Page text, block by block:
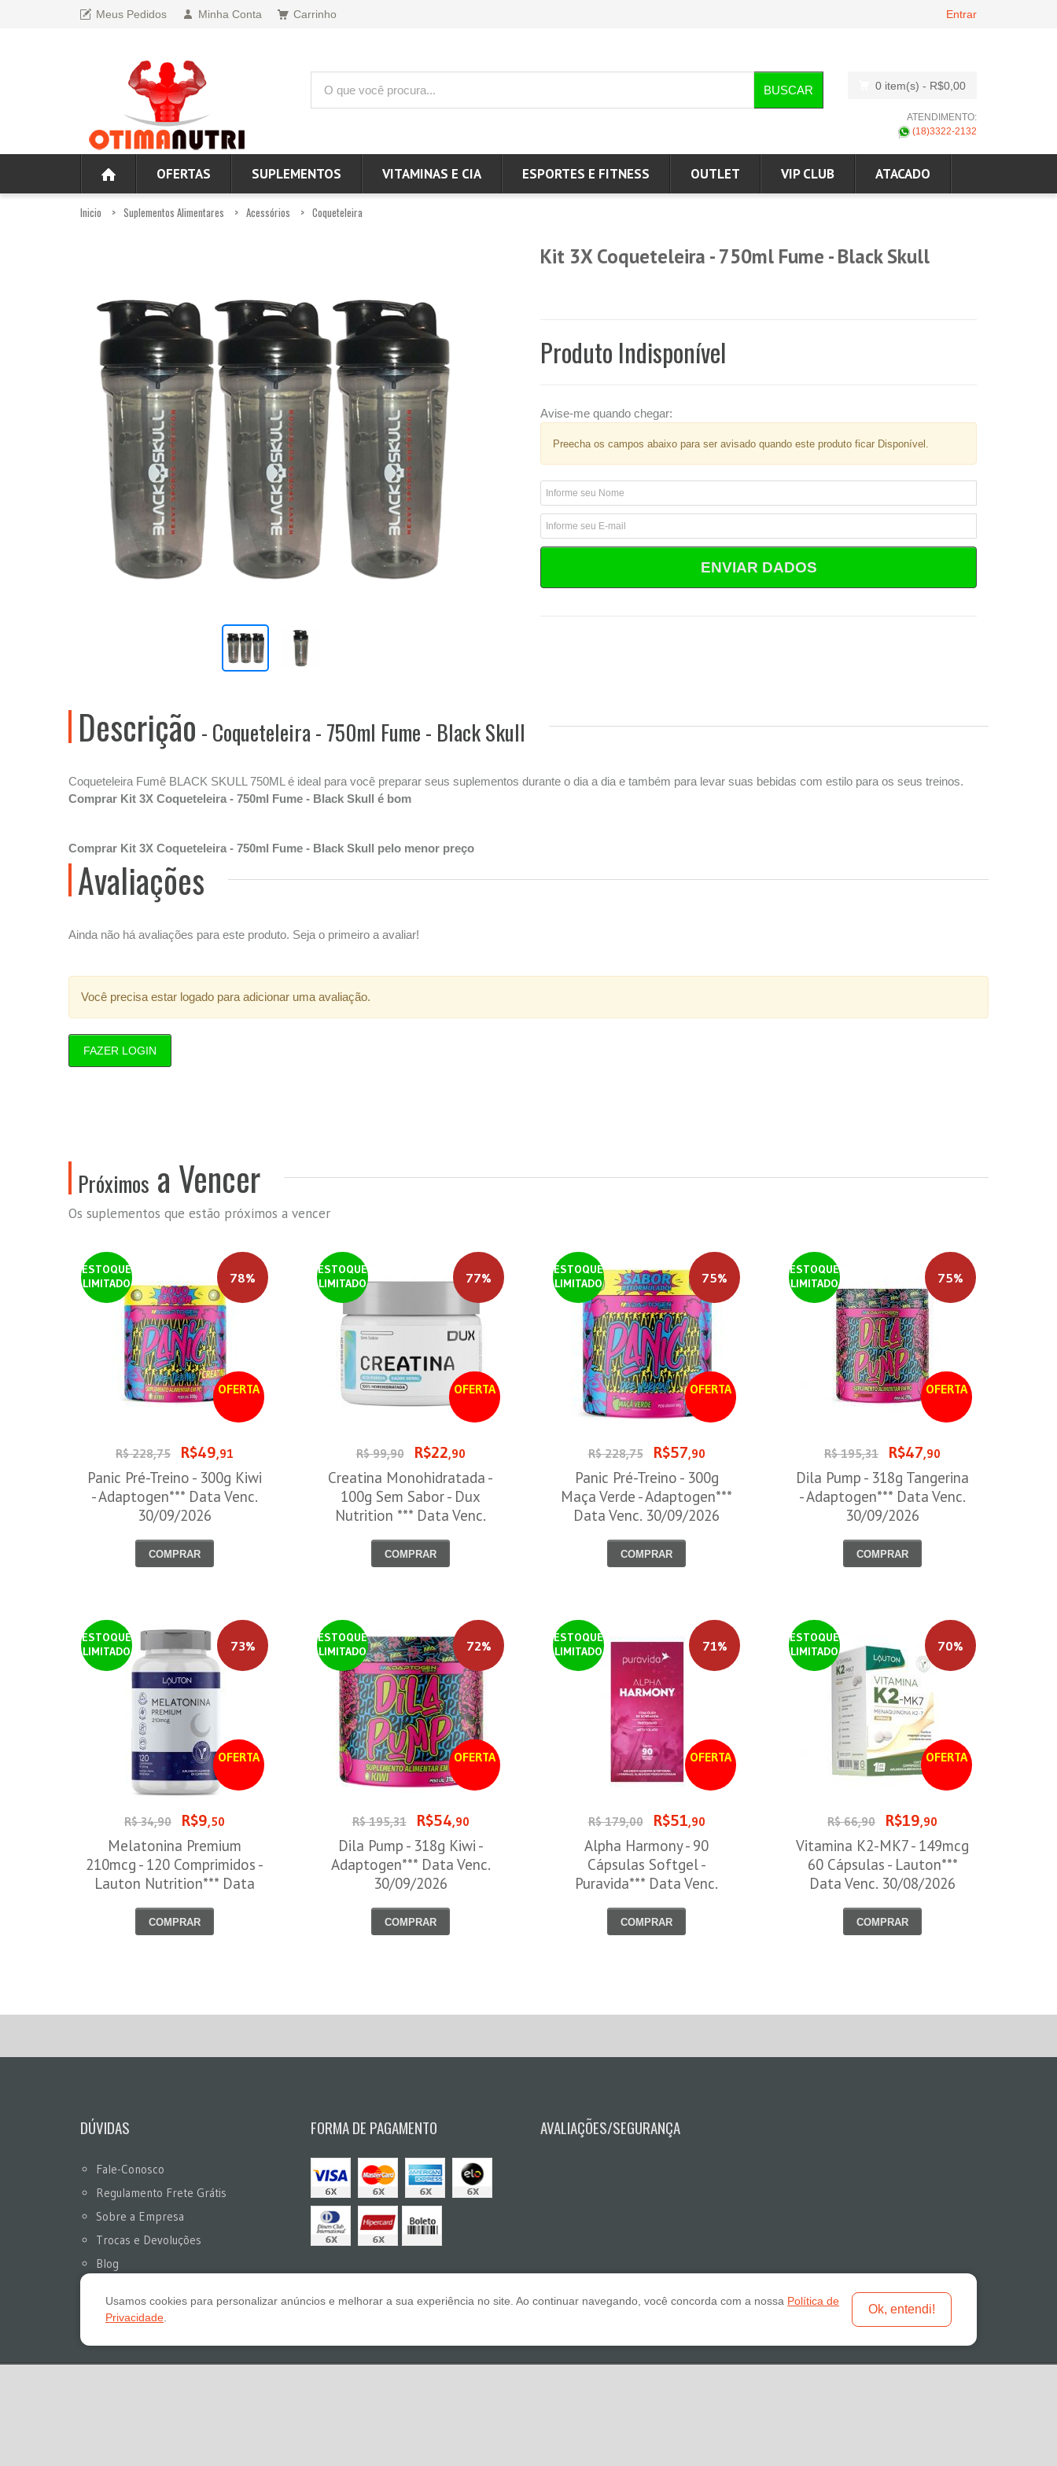
Meus Pedidos Minha Conta Carrinho Entrar
BUSCAR 0 item(s) - R$0,00
ATENDIMENTO:
(18)3322-2132
OFERTAS SUPLEMENTOS VITAMINAS E CIA ESPORTES E FITNESS OUTLET VIP CLUB ATACADO
Inicio Suplementos Alimentares Acessórios Coqueteleira
Kit 3X Coqueteleira - 750ml Fume - Black Skull
Produto Indisponível
Avise-me quando chegar:
Preecha os campos abaixo para ser avisado quando este produto ficar Disponível.
ENVIAR DADOS
Descrição - Coqueteleira - 750ml Fume - Black Skull
Coqueteleira Fumê BLACK SKULL 750ML é ideal para você preparar seus suplementos durante o dia a dia e também para levar suas bebidas com estilo para os seus treinos.
Comprar Kit 3X Coqueteleira - 750ml Fume - Black Skull é bom
Comprar Kit 3X Coqueteleira - 750ml Fume - Black Skull pelo menor preço
Avaliações
Ainda não há avaliações para este produto. Seja o primeiro a avaliar!
Você precisa estar logado para adicionar uma avaliação.
FAZER LOGIN
Próximos a Vencer
Os suplementos que estão próximos a vencer
ESTOQUE
LIMITADO
OFERTA
78%
R$ 228,75 R$49,91
Panic Pré-Treino - 300g Kiwi
- Adaptogen*** Data Venc.
30/09/2026
COMPRAR
ESTOQUE
LIMITADO
OFERTA
77%
R$ 99,90 R$22,90
Creatina Monohidratada -
100g Sem Sabor - Dux
Nutrition *** Data Venc.
COMPRAR
ESTOQUE
LIMITADO
OFERTA
75%
R$ 228,75 R$57,90
Panic Pré-Treino - 300g
Maça Verde - Adaptogen***
Data Venc. 30/09/2026
COMPRAR
ESTOQUE
LIMITADO
OFERTA
75%
R$ 195,31 R$47,90
Dila Pump - 318g Tangerina
- Adaptogen*** Data Venc.
30/09/2026
COMPRAR
ESTOQUE
LIMITADO
OFERTA
73%
R$ 34,90 R$9,50
Melatonina Premium
210mcg - 120 Comprimidos -
Lauton Nutrition*** Data
COMPRAR
ESTOQUE
LIMITADO
OFERTA
72%
R$ 195,31 R$54,90
Dila Pump - 318g Kiwi -
Adaptogen*** Data Venc.
30/09/2026
COMPRAR
ESTOQUE
LIMITADO
OFERTA
71%
R$ 179,00 R$51,90
Alpha Harmony - 90
Cápsulas Softgel -
Puravida*** Data Venc.
COMPRAR
ESTOQUE
LIMITADO
OFERTA
70%
R$ 66,90 R$19,90
Vitamina K2-MK7 - 149mcg
60 Cápsulas - Lauton***
Data Venc. 30/08/2026
COMPRAR
DÚVIDAS
Fale-Conosco
Regulamento Frete Grátis
Sobre a Empresa
Trocas e Devoluções
Blog
(18)3322-2132
FORMA DE PAGAMENTO AVALIAÇÕES/SEGURANÇA
Usamos cookies para personalizar anúncios e melhorar a sua experiência no site. Ao continuar navegando, você concorda com a nossa Política de
Privacidade
Ok, entendi!